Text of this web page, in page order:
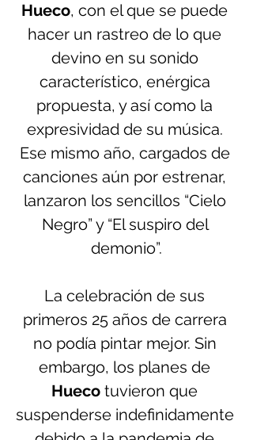
Hueco, con el que se puede
hacer un rastreo de lo que
devino en su sonido
característico, enérgica
propuesta, y así como la
expresividad de su música.
Ese mismo año, cargados de
canciones aún por estrenar,
lanzaron los sencillos “Cielo
Negro” y “El suspiro del
demonio”.
La celebración de sus
primeros 25 años de carrera
no podía pintar mejor. Sin
embargo, los planes de
Hueco tuvieron que
suspenderse indefinidamente